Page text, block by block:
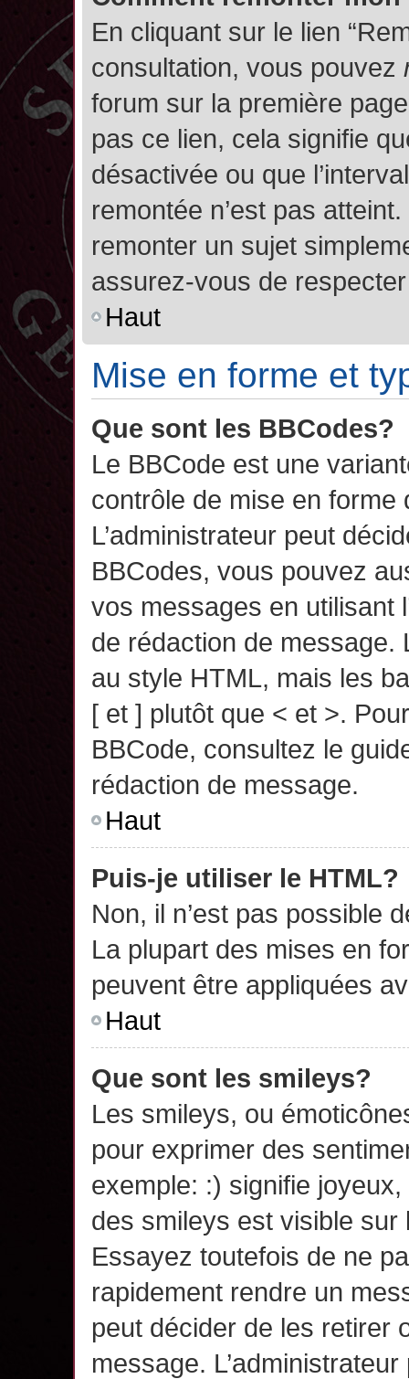
En cliquant sur le lien
consultation, vous pouvez
forum sur la première
pas ce lien, cela signifie
désactivée ou que
remontée n’est pas
remonter un sujet
assurez-vous de
Haut
Mise en forme et
Que sont les BBCodes?
Le BBCode est une
contrôle de mise en forme
L’administrateur peut
BBCodes, vous pouvez
vos messages en utilisant
de rédaction de message.
au style HTML, mais les
[ et ] plutôt que < et >.
BBCode, consultez le
rédaction de message.
Haut
Puis-je utiliser le HTML?
Non, il n’est pas possible
La plupart des mises en
peuvent être appliquées
Haut
Que sont les smileys?
Les smileys, ou
pour exprimer des
exemple: :) signifie
des smileys est visible
Essayez toutefois de ne
rapidement rendre un
peut décider de les retirer
message.